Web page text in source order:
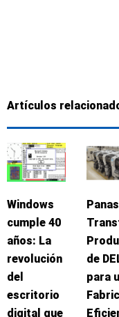
Artículos
Windows
cumple 40
años: La
revolución
del
escritorio
digital que
de
para